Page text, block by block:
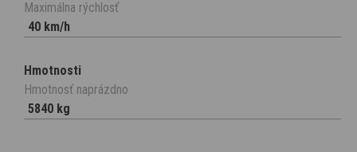
Maximálna rýchlosť
40 km/h
Hmotnosti
Hmotnosť naprázdno
5840 kg